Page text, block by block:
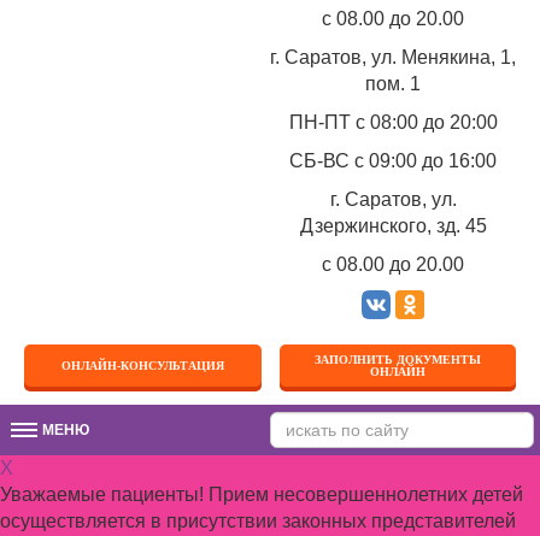
c 08.00 до 20.00
г. Саратов, ул. Менякина, 1,
пом. 1
ПН-ПТс 08:00 до 20:00
СБ-ВС с 09:00 до 16:00
г. Саратов, ул.
Дзержинского, зд. 45
c 08.00 до 20.00
ОНЛАЙН-КОНСУЛЬТАЦИЯ
ЗАПОЛНИТЬ ДОКУМЕНТЫ
ОНЛАЙН
МЕНЮМЕНЮ
X
Уважаемые пациенты! Прием несовершеннолетних детей
осуществляется в присутствии законных представителей